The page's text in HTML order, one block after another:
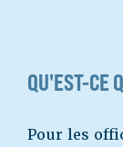
QU'EST-CE
Pour les